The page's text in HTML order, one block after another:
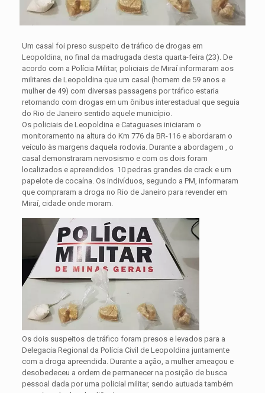
Um casal foi preso suspeito de tráfico de drogas em
Leopoldina, no final da madrugada desta quarta-feira (23). De
acordo com a Polícia Militar, policiais de Miraí informaram aos
militares de Leopoldina que um casal (homem de 59 anos e
mulher de 49) com diversas passagens por tráfico estaria
retornando com drogas em um ônibus interestadual que seguia
do Rio de Janeiro sentido aquele município.
Os policiais de Leopoldina e Cataguases iniciaram o
monitoramento na altura do Km 776 da BR-116 e abordaram o
veículo às margens daquela rodovia. Durante a abordagem , o
casal demonstraram nervosismo e com os dois foram
localizados e apreendidos 10 pedras grandes de crack e um
papelote de cocaína. Os indivíduos, segundo a PM, informaram
que compraram a droga no Rio de Janeiro para revender em
Miraí, cidade onde moram.
Os dois suspeitos de tráfico foram presos e levados para a
Delegacia Regional da Polícia Civil de Leopoldina juntamente
com a droga apreendida. Durante a ação, a mulher ameaçou e
desobedeceu a ordem de permanecer na posição de busca
pessoal dada por uma policial militar, sendo autuada também